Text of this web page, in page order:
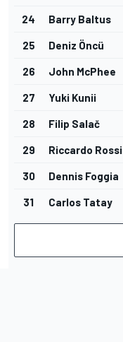
24 Barry Baltus
25 Deniz Öncü
26 John McPhee
27 Yuki Kunii
28 Filip Salač
29 Riccardo Rossi
30 Dennis Foggia
31 Carlos Tatay